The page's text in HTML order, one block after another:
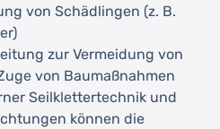
von Schädlingen (z. B.
zur Vermeidung von
von Baumaßnahmen
Seilklettertechnik und
können die